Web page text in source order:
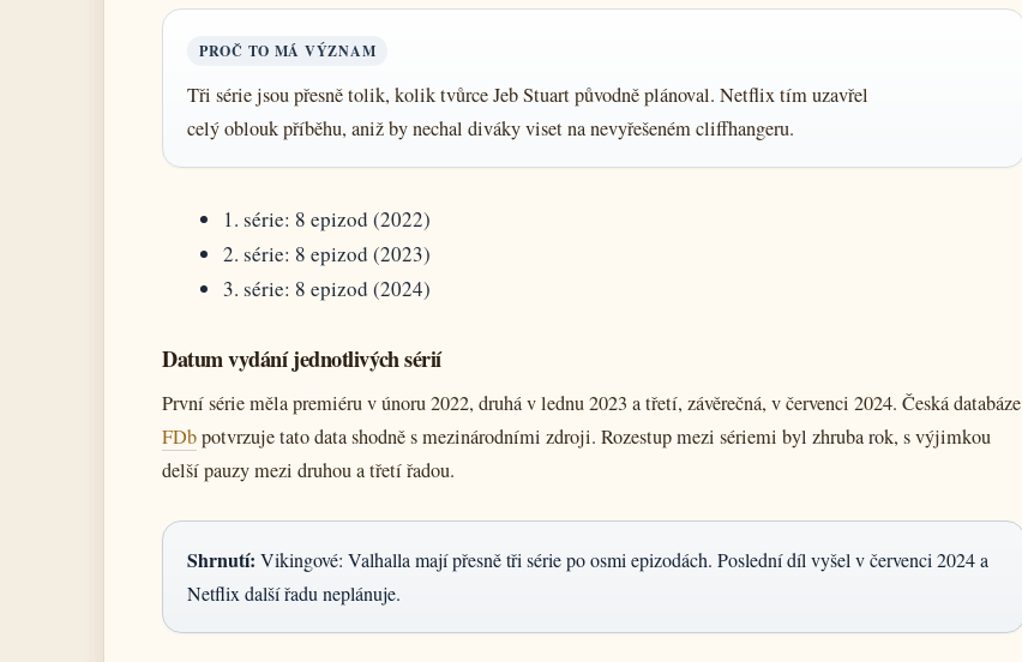
PROČ TO MÁ VÝZNAM
Tři série jsou přesně tolik, kolik tvůrce Jeb Stuart původně plánoval. Netflix tím uzavřel
celý oblouk příběhu, aniž by nechal diváky viset na nevyřešeném cliffhangeru.
1. série: 8 epizod (2022)
2. série: 8 epizod (2023)
3. série: 8 epizod (2024)
Datum vydání jednotlivých sérií
První série měla premiéru v únoru 2022, druhá v lednu 2023 a třetí, závěrečná, v červenci 2024. Česká databáze
FDbpotvrzuje tato data shodně s mezinárodními zdroji. Rozestup mezi sériemi byl zhruba rok, s výjimkou
delší pauzy mezi druhou a třetí řadou.
Shrnutí: Vikingové: Valhalla mají přesně tři série po osmi epizodách. Poslední díl vyšel v červenci 2024 a
Netflix další řadu neplánuje.